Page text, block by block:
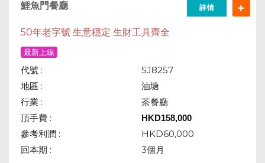
鯉魚門餐廳 詳情
50年老字號 生意穩定 生財工具齊全
最新上線
代號 :
SJ8257
地區 :
油塘
行業 :
茶餐廳
頂手費 :
HKD158,000
參考利潤 :
HKD60,000
回本期 :
3個月